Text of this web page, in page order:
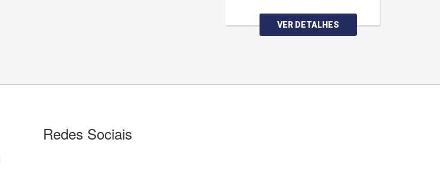
VER DETALHES
Redes Sociais